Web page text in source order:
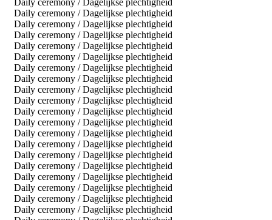
Daily ceremony / Dagelijkse plechtigheid
Daily ceremony / Dagelijkse plechtigheid
Daily ceremony / Dagelijkse plechtigheid
Daily ceremony / Dagelijkse plechtigheid
Daily ceremony / Dagelijkse plechtigheid
Daily ceremony / Dagelijkse plechtigheid
Daily ceremony / Dagelijkse plechtigheid
Daily ceremony / Dagelijkse plechtigheid
Daily ceremony / Dagelijkse plechtigheid
Daily ceremony / Dagelijkse plechtigheid
Daily ceremony / Dagelijkse plechtigheid
Daily ceremony / Dagelijkse plechtigheid
Daily ceremony / Dagelijkse plechtigheid
Daily ceremony / Dagelijkse plechtigheid
Daily ceremony / Dagelijkse plechtigheid
Daily ceremony / Dagelijkse plechtigheid
Daily ceremony / Dagelijkse plechtigheid
Daily ceremony / Dagelijkse plechtigheid
Daily ceremony / Dagelijkse plechtigheid